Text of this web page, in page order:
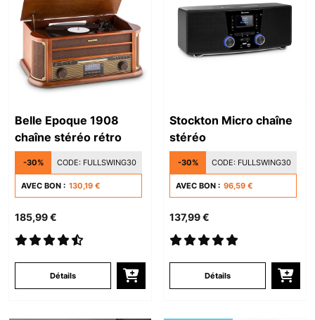
Belle Epoque 1908
chaîne stéréo rétro
-30% CODE: FULLSWING30
AVEC BON : 130,19 €
185,99 €
Détails
Stockton Micro chaîne
stéréo
-30% CODE: FULLSWING30
AVEC BON : 96,59 €
137,99 €
Détails